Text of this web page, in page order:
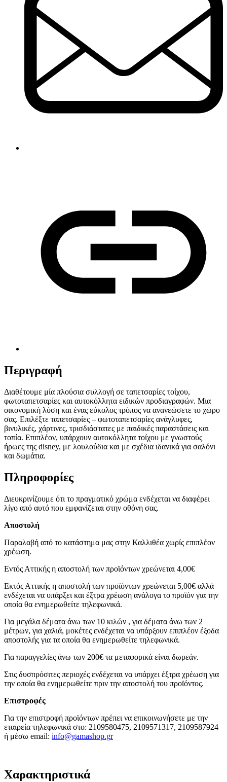
Περιγραφή
Διαθέτουμε μία πλούσια συλλογή σε ταπετσαρίες τοίχου,
φωτοταπετσαρίες και αυτοκόλλητα ειδικών προδιαγραφών. Μια
οικονομική λύση και ένας εύκολος τρόπος να ανανεώσετε το χώρο
σας. Επιλέξτε ταπετσαρίες – φωτοταπετσαρίες ανάγλυφες,
βινυλικές, χάρτινες, τρισδιάστατες με παιδικές παραστάσεις και
τοπία. Επιπλέον, υπάρχουν αυτοκόλλητα τοίχου με γνωστούς
ήρωες της disney, με λουλούδια και με σχέδια ιδανικά για σαλόνι
και δωμάτια.
Πληροφορίες
Διευκρινίζουμε ότι το πραγματικό χρώμα ενδέχεται να διαφέρει
λίγο από αυτό που εμφανίζεται στην οθόνη σας.
Αποστολή
Παραλαβή από το κατάστημα μας στην Καλλιθέα χωρίς επιπλέον
χρέωση.
Εντός Αττικής η αποστολή των προϊόντων χρεώνεται 4,00€
Εκτός Αττικής η αποστολή των προϊόντων χρεώνεται 5,00€ αλλά
ενδέχεται να υπάρξει και έξτρα χρέωση ανάλογα το προϊόν για την
οποία θα ενημερωθείτε τηλεφωνικά.
Για μεγάλα δέματα άνω των 10 κιλών , για δέματα άνω των 2
μέτρων, για χαλιά, μοκέτες ενδέχεται να υπάρξουν επιπλέον έξοδα
αποστολής για τα οποία θα ενημερωθείτε τηλεφωνικά.
Για παραγγελίες άνω των 200€ τα μεταφορικά είναι δωρεάν.
Στις δυσπρόσιτες περιοχές ενδέχεται να υπάρχει έξτρα χρέωση για
την οποία θα ενημερωθείτε πριν την αποστολή του προϊόντος.
Επιστροφές
Για την επιστροφή προϊόντων πρέπει να επικοινωνήσετε με την
εταιρεία τηλεφωνικά στο: 2109580475, 2109571317, 2109587924
ή μέσω email: info@gamashop.gr
Χαρακτηριστικά